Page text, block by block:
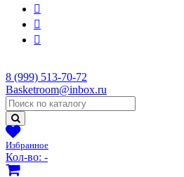
8 (999) 513-70-72
Basketroom@inbox.ru
Избранное
Кол-во: -